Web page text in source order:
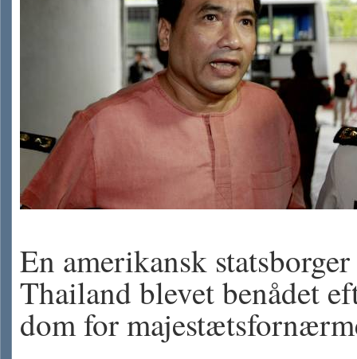
En amerikansk
Thailand blevet benådet
dom for